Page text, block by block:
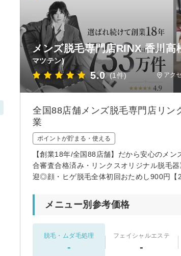
メンズ脱毛専門店RINX 香川高
マツテン)
5.0 (1件) アク
全国88店舗メンズ脱毛専門店リ
業
ポイントが貯まる・使える
【創業18年/全国88店舗】だから安心のメ
合審査合格済み・リンクスオリジナル脱毛
迎◎顔・ヒゲ脱毛全体初回おためし900円【
メニュー別参考価格
脱毛・ムダ毛処理
-
フェイシャルエステ
-